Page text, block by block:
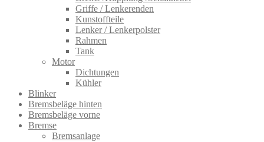
Griffe / Lenkerenden
Kunstoffteile
Lenker / Lenkerpolster
Rahmen
Tank
Motor
Dichtungen
Kühler
Blinker
Bremsbeläge hinten
Bremsbeläge vorne
Bremse
Bremsanlage